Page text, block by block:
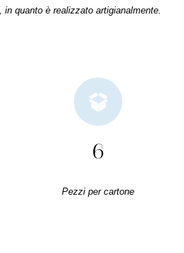
quanto è realizzato artigianalmente.
6
Pezzi per cartone